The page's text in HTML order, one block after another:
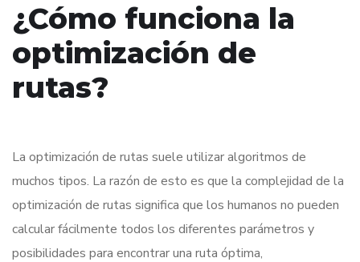
¿Cómo funciona la
optimización de
rutas?
La optimización de rutas suele utilizar algoritmos de
muchos tipos. La razón de esto es que la complejidad de la
optimización de rutas significa que los humanos no pueden
calcular fácilmente todos los diferentes parámetros y
posibilidades para encontrar una ruta óptima,